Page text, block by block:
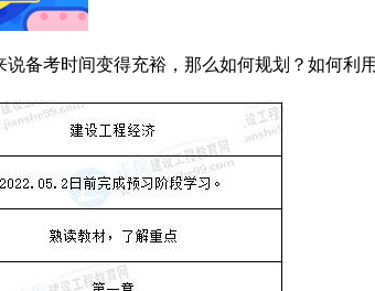
备考时间变得充裕，那么如何规划？如何利